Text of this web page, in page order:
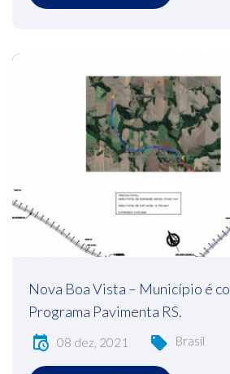
Nova Boa Vista – Município é
Programa Pavimenta RS.
08 dez, 2021 Brasil